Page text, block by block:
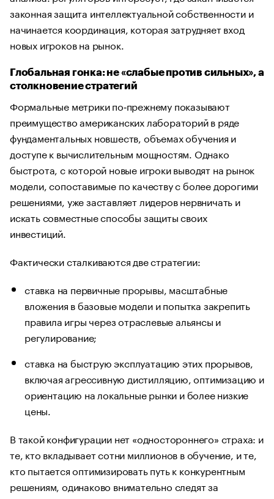
законная защита интеллектуальной собственности и
начинается координация, которая затрудняет вход
новых игроков на рынок.
Глобальная гонка: не «слабые против сильных», а
столкновение стратегий
Формальные метрики по‑прежнему показывают
преимущество американских лабораторий в ряде
фундаментальных новшеств, объемах обучения и
доступе к вычислительным мощностям. Однако
быстрота, с которой новые игроки выводят на рынок
модели, сопоставимые по качеству с более дорогими
решениями, уже заставляет лидеров нервничать и
искать совместные способы защиты своих
инвестиций.
Фактически сталкиваются две стратегии:
ставка на первичные прорывы, масштабные
вложения в базовые модели и попытка закрепить
правила игры через отраслевые альянсы и
регулирование;
ставка на быструю эксплуатацию этих прорывов,
включая агрессивную дистилляцию, оптимизацию и
ориентацию на локальные рынки и более низкие
цены.
В такой конфигурации нет «одностороннего» страха: и
те, кто вкладывает сотни миллионов в обучение, и те,
кто пытается оптимизировать путь к конкурентным
решениям, одинаково внимательно следят за